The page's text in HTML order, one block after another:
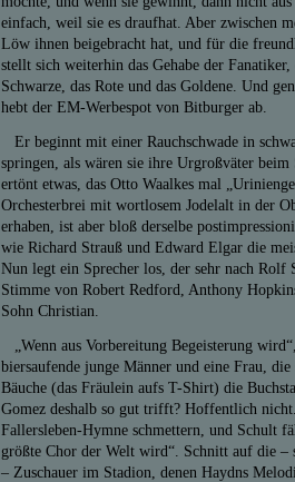
einfach, weil sie es draufhat. Aber zwischen
Löw ihnen beigebracht hat, und für die
stellt sich weiterhin das Gehabe der
Schwarze, das Rote und das Goldene. Und
hebt der EM-Werbespot von Bitburger ab.
Er beginnt mit einer Rauchschwade in
springen, als wären sie ihre Urgroßväter
ertönt etwas, das Otto Waalkes mal
Orchesterbrei mit wortlosem Jodelalt in der
erhaben, ist aber bloß derselbe
wie Richard Strauß und Edward Elgar die
Nun legt ein Sprecher los, der sehr nach Rolf
Stimme von Robert Redford, Anthony
Sohn Christian.
„Wenn aus Vorbereitung Begeisterung
biersaufende junge Männer und eine Frau,
Bäuche (das Fräulein aufs T-Shirt) die
Gomez deshalb so gut trifft? Hoffentlich
Fallersleben-Hymne schmettern, und Schult
größte Chor der Welt wird“. Schnitt auf die –
– Zuschauer im Stadion, denen Haydns